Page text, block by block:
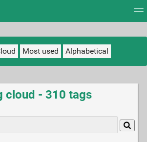
Most used Alphabetical
cloud - 310 tags